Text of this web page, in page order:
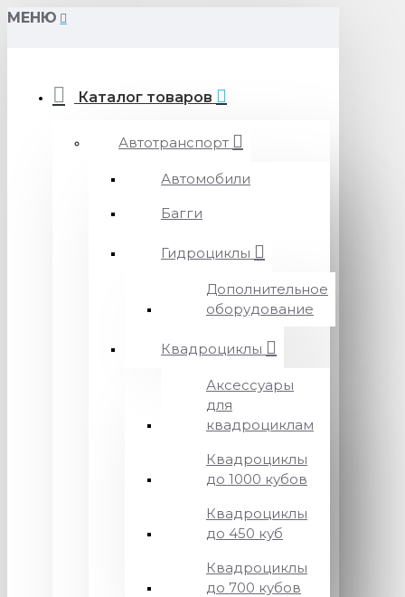
МЕНЮ
Каталог товаров
Автотранспорт
Автомобили
Багги
Гидроциклы
Дополнительное
оборудование
Квадроциклы
Аксессуары
для
квадроциклам
Квадроциклы
до 1000 кубов
Квадроциклы
до 450 куб
Квадроциклы
до 700 кубов